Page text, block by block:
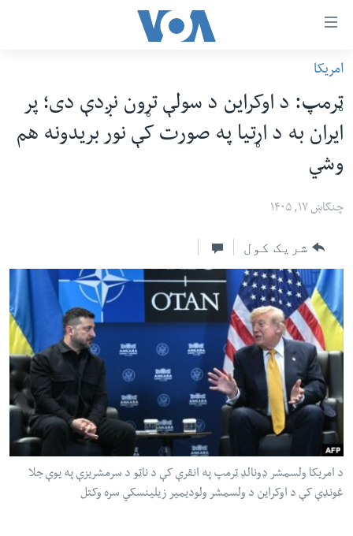
رسي
وړ
اتصالات
اصلي
ته
عمومي
لارښود
ته
لاړ
لټون
ځای
لاړ
شئ
افغانستان
سیمه
امریکا
نړۍ
ځوانان
د بیان ازادي
روغتیا
سرمقاله
له مونږ سره په تماس کې پاتې شئ
ژبې
امریکا
ټرمپ: د اوکراین د سولې تړون نږدې دی؛ پر
ایران به د اړتیا په صورت کې نور بریدونه هم
وشي
چنګاښ ۱۷, ۱۴۰۵
شریک کول
د امریکا ولسمشر ډونالډ ټرمپ په انقرې کې د ناټو د سرمشریزې په یوې جلا
غونډې کې د اوکراین د ولسمشر ولودیمیر زیلینسکي سره وکتل